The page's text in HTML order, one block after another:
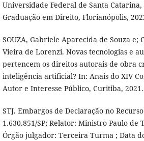
Universidade Federal de Santa Catarina,
Graduação em Direito, Florianópolis,
SOUZA, Gabriele Aparecida de Souza e;
Vieira de Lorenzi. Novas tecnologias e
pertencem os direitos autorais de obra
inteligência artificial? In: Anais do XIV
Autor e Interesse Público, Curitiba, 2021.
STJ. Embargos de Declaração no
1.630.851/SP; Relator: Ministro Paulo de
Órgão julgador: Terceira Turma ; Data